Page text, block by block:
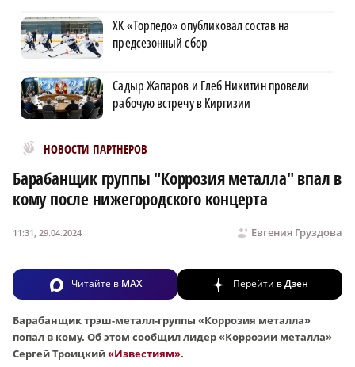
ХК «Торпедо» опубликовал состав на
предсезонный сбор
Садыр Жапаров и Глеб Никитин провели
рабочую встречу в Киргизии
НОВОСТИ ПАРТНЕРОВ
Новости МирТесен
Барабанщик группы "Коррозия металла" впал в
кому после нижегородского концерта
Евгения Груздова
11:31, 29.04.2024
Читайте в MAX Перейти вДзен
Барабанщик трэш-металл-группы «Коррозия металла»
попал в кому. Об этом сообщил лидер «Коррозии металла»
Сергей Троицкий«Известиям».